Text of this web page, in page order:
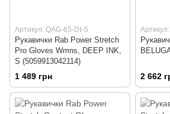
Артикул: QAG-65-DI-S
Рукавички Rab Power Stretch
Pro Gloves Wmns, DEEP INK,
S (5059913042114)
1 489 грн 2 662